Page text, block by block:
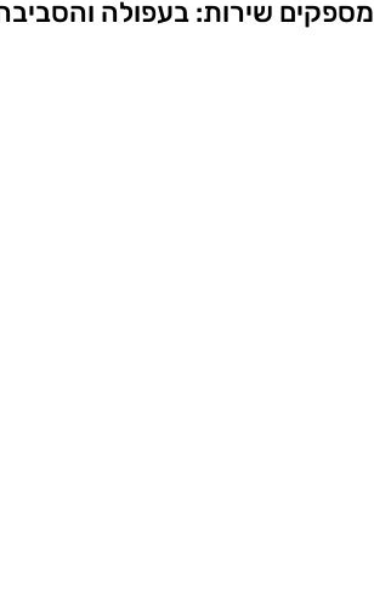
שירות: בעפולה והסביבה